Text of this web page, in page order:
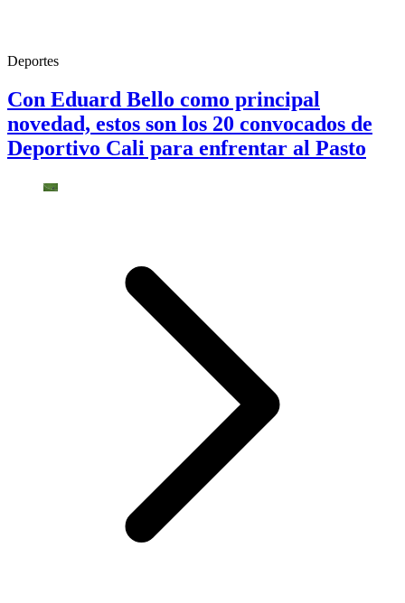
Deportes
Con Eduard Bello como principal
novedad, estos son los 20 convocados de
Deportivo Cali para enfrentar al Pasto